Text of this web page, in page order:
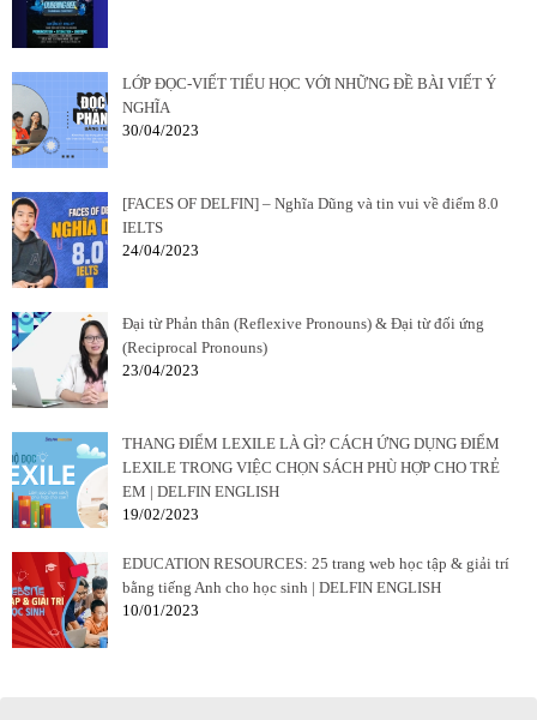
LỚP ĐỌC-VIẾT TIỂU HỌC VỚI NHỮNG ĐỀ BÀI VIẾT Ý
NGHĨA
30/04/2023
[FACES OF DELFIN] – Nghĩa Dũng và tin vui về điểm 8.0
IELTS
24/04/2023
Đại từ Phản thân (Reflexive Pronouns) & Đại từ đối ứng
(Reciprocal Pronouns)
23/04/2023
THANG ĐIỂM LEXILE LÀ GÌ? CÁCH ỨNG DỤNG ĐIỂM
LEXILE TRONG VIỆC CHỌN SÁCH PHÙ HỢP CHO TRẺ
EM | DELFIN ENGLISH
19/02/2023
EDUCATION RESOURCES: 25 trang web học tập & giải trí
bằng tiếng Anh cho học sinh | DELFIN ENGLISH
10/01/2023